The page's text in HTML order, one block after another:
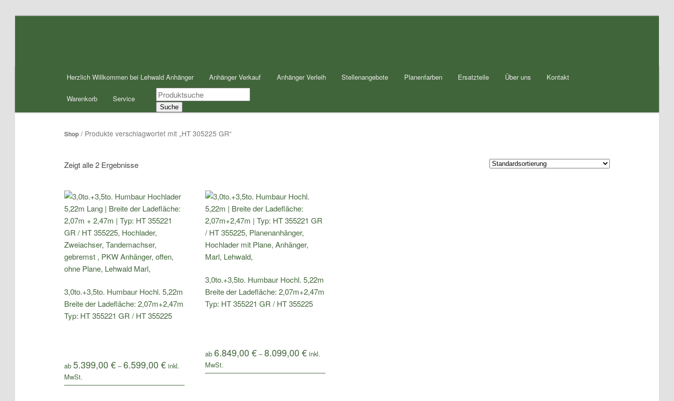
Herzlich Willkommen bei Lehwald Anhänger Anhänger Verkauf Anhänger Verleih Stellenangebote Planenfarben Ersatzteile Über uns Kontakt
Warenkorb Service
Products
search
Suche
Shop/ Produkte verschlagwortet mit „HT 305225 GR“
Zeigt alle 2 Ergebnisse
3,0to.+3,5to. Humbaur Hochl. 5,22m
Breite der Ladefläche: 2,07m+2,47m
Typ: HT 355221 GR / HT 355225
ab 5.399,00 €– 6.599,00 €
3,0to.+3,5to. Humbaur Hochl. 5,22m
Breite der Ladefläche: 2,07m+2,47m
Typ: HT 355221 GR / HT 355225
ab6.849,00€ –8.099,00€